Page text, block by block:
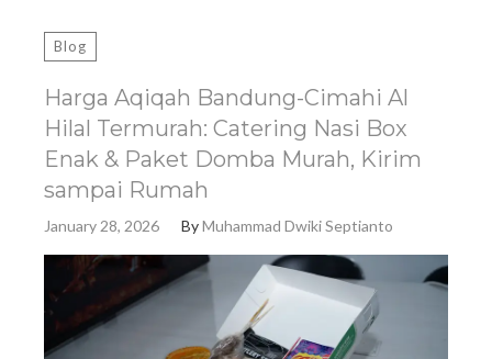
Blog
Harga Aqiqah Bandung-Cimahi Al
Hilal Termurah: Catering Nasi Box
Enak & Paket Domba Murah, Kirim
sampai Rumah
January 28, 2026 ByMuhammad Dwiki Septianto